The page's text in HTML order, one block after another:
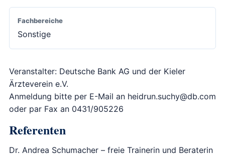
Fachbereiche
Sonstige
Veranstalter: Deutsche Bank AG und der Kieler
Ärzteverein e.V.
Anmeldung bitte per E-Mail an heidrun.suchy@db.com
oder par Fax an 0431/905226
Referenten
Dr. Andrea Schumacher – freie Trainerin und Beraterin